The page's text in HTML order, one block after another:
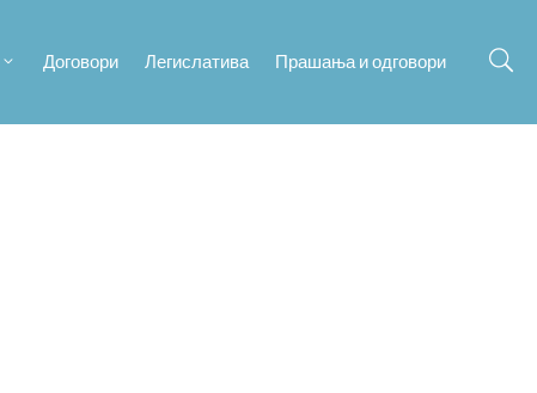
Договори Легислатива Прашања и одговори